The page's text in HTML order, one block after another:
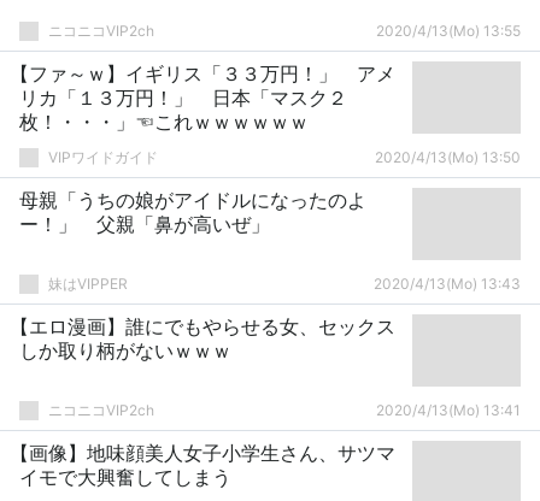
ニコニコVIP2ch 2020/4/13(Mo) 13:55
【ファ～ｗ】イギリス「３３万円！」 アメ
リカ「１３万円！」 日本「マスク２
枚！・・・」☜これｗｗｗｗｗｗ
VIPワイドガイド 2020/4/13(Mo) 13:50
母親「うちの娘がアイドルになったのよ
ー！」 父親「鼻が高いぜ」
妹はVIPPER 2020/4/13(Mo) 13:43
【エロ漫画】誰にでもやらせる女、セックス
しか取り柄がないｗｗｗ
ニコニコVIP2ch 2020/4/13(Mo) 13:41
【画像】地味顔美人女子小学生さん、サツマ
イモで大興奮してしまう